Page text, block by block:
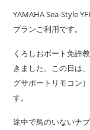
YAMAHA Sea-Style
プランご利用です。
くろしおボート免許
きました。この日は
グサポートリモコン
す。
途中で鳥のいないナ